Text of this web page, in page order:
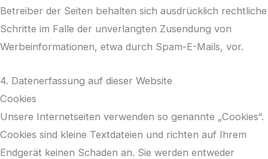
Betreiber der Seiten behalten sich ausdrücklich rechtliche
Schritte im Falle der unverlangten Zusendung von
Werbeinformationen, etwa durch Spam-E-Mails, vor.
4. Datenerfassung auf dieser Website
Cookies
Unsere Internetseiten verwenden so genannte „Cookies“.
Cookies sind kleine Textdateien und richten auf Ihrem
Endgerät keinen Schaden an. Sie werden entweder